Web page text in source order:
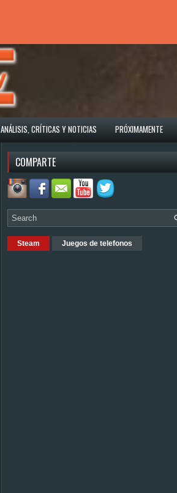
ANÁLISIS, CRÍTICAS Y NOTICIAS PRÓXIMAMENTE
COMPARTE
Steam Juegos de telefonos